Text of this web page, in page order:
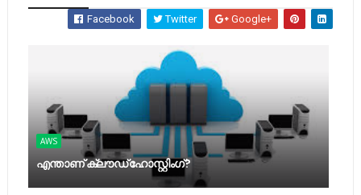
Facebook Twitter Google+
AWS
എന്താണ് ക്ലൗഡ് ഹോസ്റ്റിംഗ്?